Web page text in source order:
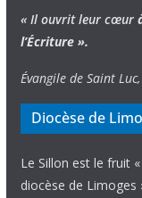
« Il ouvrit leur cœur
l’Écriture ».
Évangile de Saint
Diocèse de
Le Sillon est le fruit
diocèse de Limoges